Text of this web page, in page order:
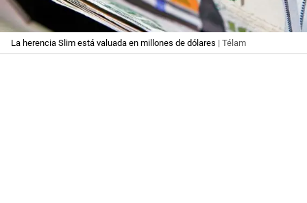
La herencia Slim está valuada en millones de dólares | Télam